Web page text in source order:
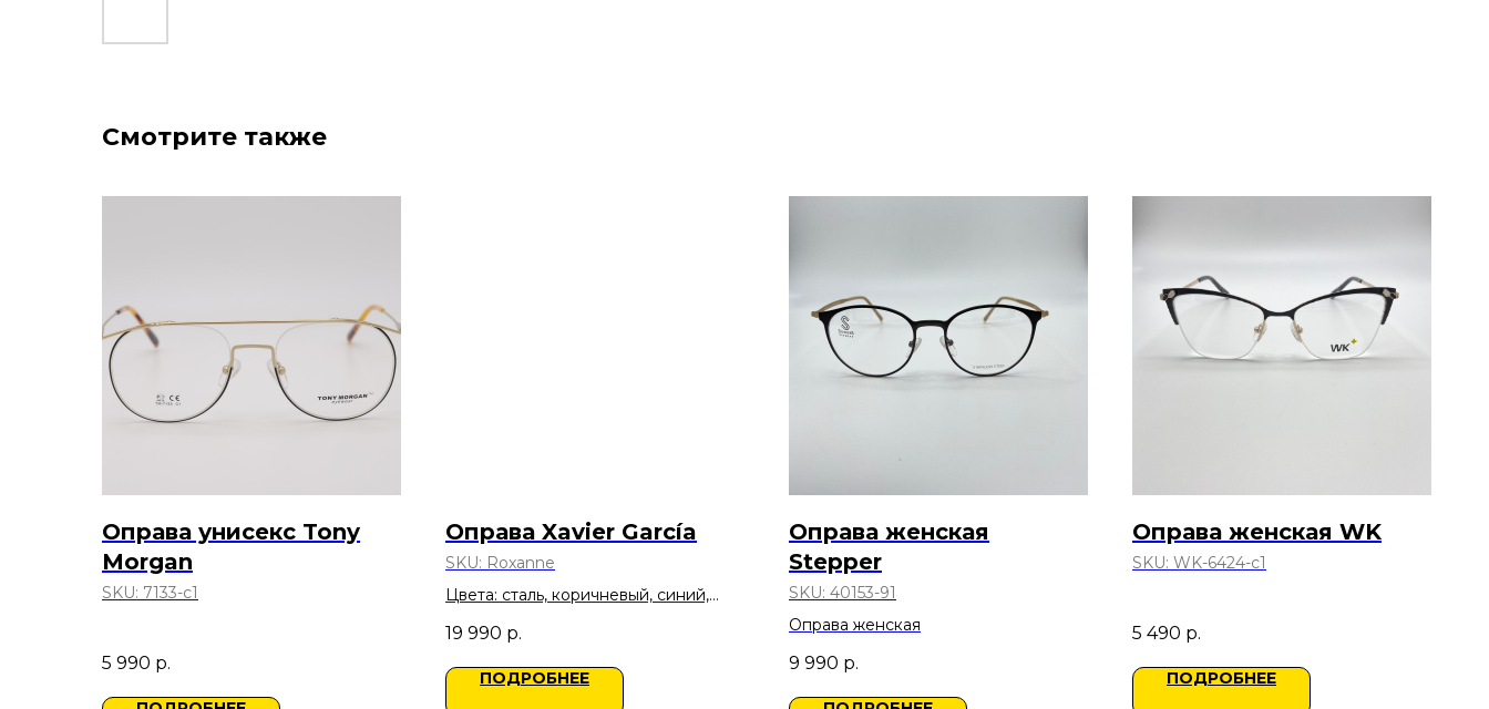
Смотрите также
Оправа унисекс Tony
Morgan
SKU: 7133-с1
5 990 р.
Оправа Xavier García
SKU: Roxanne
Цвета: сталь, коричневый, синий,
19 990 р.
ПОДРОБНЕЕ
Оправа женская
Stepper
SKU: 40153-91
Оправа женская
9 990 р.
Оправа женская WK
SKU: WK-6424-c1
5 490 р.
ПОДРОБНЕЕ